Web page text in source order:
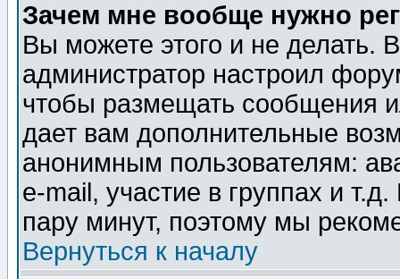
Зачем мне вообще нужно
Вы можете этого и не делать.
администратор настроил
чтобы размещать сообщения
дает вам дополнительные
анонимным пользователям:
e-mail, участие в группах и
пару минут, поэтому мы
Вернуться к началу